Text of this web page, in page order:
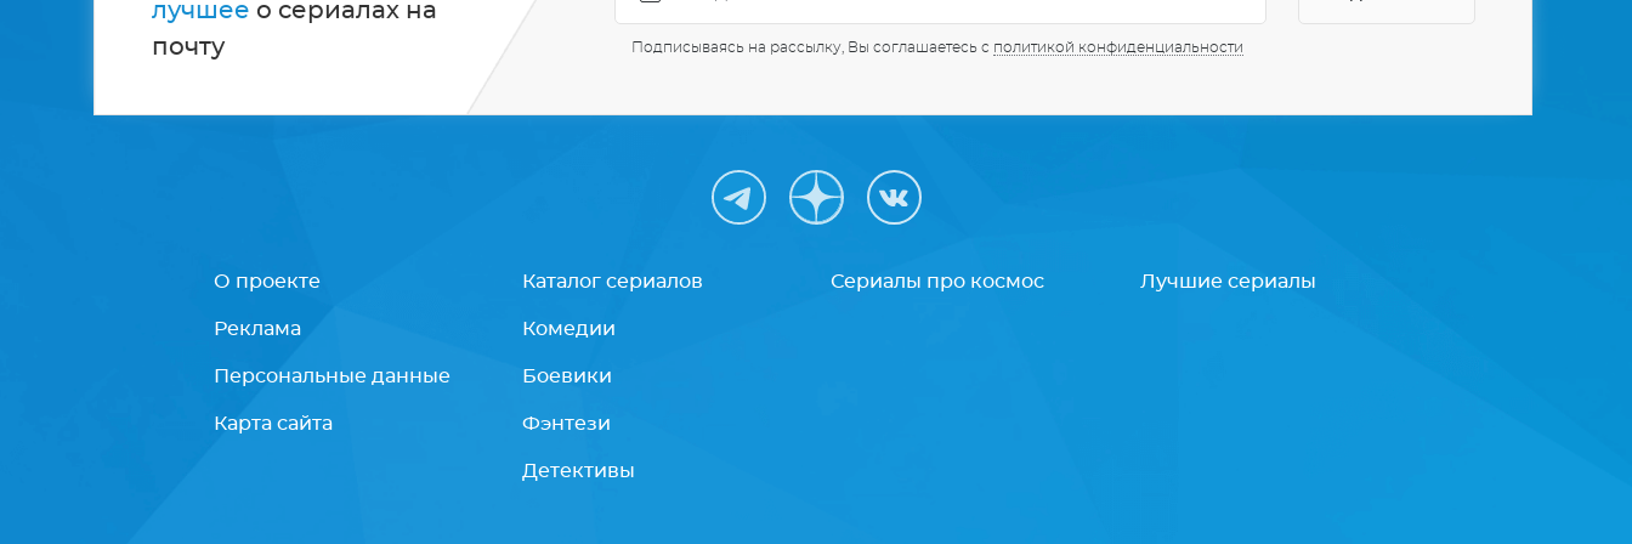
лучшее о сериалах на
почту
Подписываясь на рассылку, Вы соглашаетесь с политикой конфиденциальности
О проекте
Реклама
Персональные данные
Карта сайта
Каталог сериалов
Комедии
Боевики
Фэнтези
Детективы
Сериалы про космос Лучшие сериалы